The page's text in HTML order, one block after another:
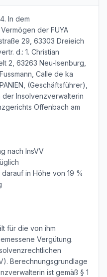
In dem
der FUYA
29, 63303 Dreieich
d.: 1. Christian
2, 63263 Neu-Isenburg,
Calle de ka
(Geschäftsführer),
der Insolvenzverwalterin
Offenbach am
nach InsVV
in Höhe von 19 %
für die von ihm
Vergütung.
Berechnungsgrundlage
ist gemäß § 1